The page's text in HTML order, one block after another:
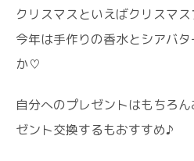
クリスマスといえばクリスマ
今年は手作りの香水とシアバ
か♡
自分へのプレゼントはもちろ
ゼント交換するもおすすめ♪